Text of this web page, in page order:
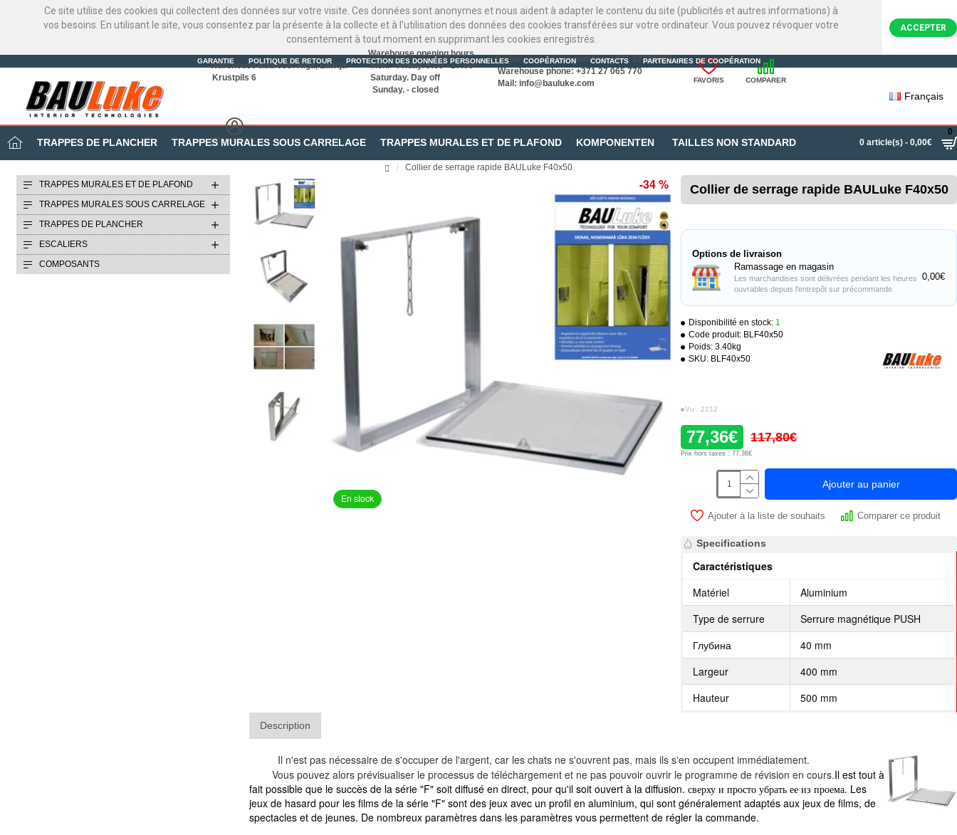
Ce site utilise des cookies qui collectent des données sur votre visite. Ces données sont anonymes et nous aident à adapter le contenu du site (publicités et autres informations) à
vos besoins. En utilisant le site, vous consentez par la présente à la collecte et à l'utilisation des données des cookies transférées sur votre ordinateur. Vous pouvez révoquer votre
consentement à tout moment en supprimant les cookies enregistrés.
ACCEPTER
GARANTIE POLITIQUE DE RETOUR PROTECTION DES DONNÉES PERSONNELLES COOPÉRATION CONTACTS PARTENAIRES DE COOPÉRATION
Warehouse address: Riga, Latvija
Krustpils 6
Warehouse opening hours
Mon. - Friday. 9:00 - 17:00
Saturday. Day off
Sunday. - closed
Online store phone number: +371 22720007
Warehouse phone: +371 27 065 770
Mail: info@bauluke.com FAVORIS COMPARER
MON BUREAU
Français
TRAPPES DE PLANCHER TRAPPES MURALES SOUS CARRELAGE TRAPPES MURALES ET DE PLAFOND KOMPONENTEN TAILLES NON STANDARD 0 article(s) - 0,00€
0
Collier de serrage rapide BAULuke F40x50
TRAPPES MURALES ET DE PLAFOND
TRAPPES MURALES SOUS CARRELAGE
TRAPPES DE PLANCHER
ESCALIERS
COMPOSANTS
En stock
-34 % Collier de serrage rapide BAULuke F40x50
Disponibilité en stock: 1
Code produit: BLF40x50
Poids: 3.40kg
SKU: BLF40x50
Vu : 2212
77,36€ 117,80€
Prix hors taxes : 77,36€
Options de livraison
Ramassage en magasin
Les marchandises sont délivrées pendant les heures
ouvrables depuis l'entrepôt sur précommande.
0,00€
Ajouter au panier
Ajouter à la liste de souhaits Comparer ce produit
Specifications
Caractéristiques
Matériel
Aluminium
Type de serrure
Serrure magnétique PUSH
Глубина
40 mm
Largeur
400 mm
Hauteur
500 mm
Description
Il n'est pas nécessaire de s'occuper de l'argent, car les chats ne s'ouvrent pas, mais ils s'en occupent immédiatement.
Vous pouvez alors prévisualiser le processus de téléchargement et ne pas pouvoir ouvrir le programme de révision en cours.Il est tout à
fait possible que le succès de la série "F" soit diffusé en direct, pour qu'il soit ouvert à la diffusion. сверху и просто убрать ее из проема. Les
jeux de hasard pour les films de la série "F" sont des jeux avec un profil en aluminium, qui sont généralement adaptés aux jeux de films, de
spectacles et de jeunes. De nombreux paramètres dans les paramètres vous permettent de régler la commande.